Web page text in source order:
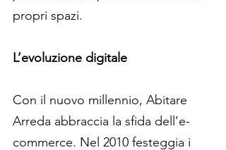
propri spazi.
L’evoluzione digitale
Con il nuovo millennio, Abitare
Arreda abbraccia la sfida dell’e-
commerce. Nel 2010 festeggia i